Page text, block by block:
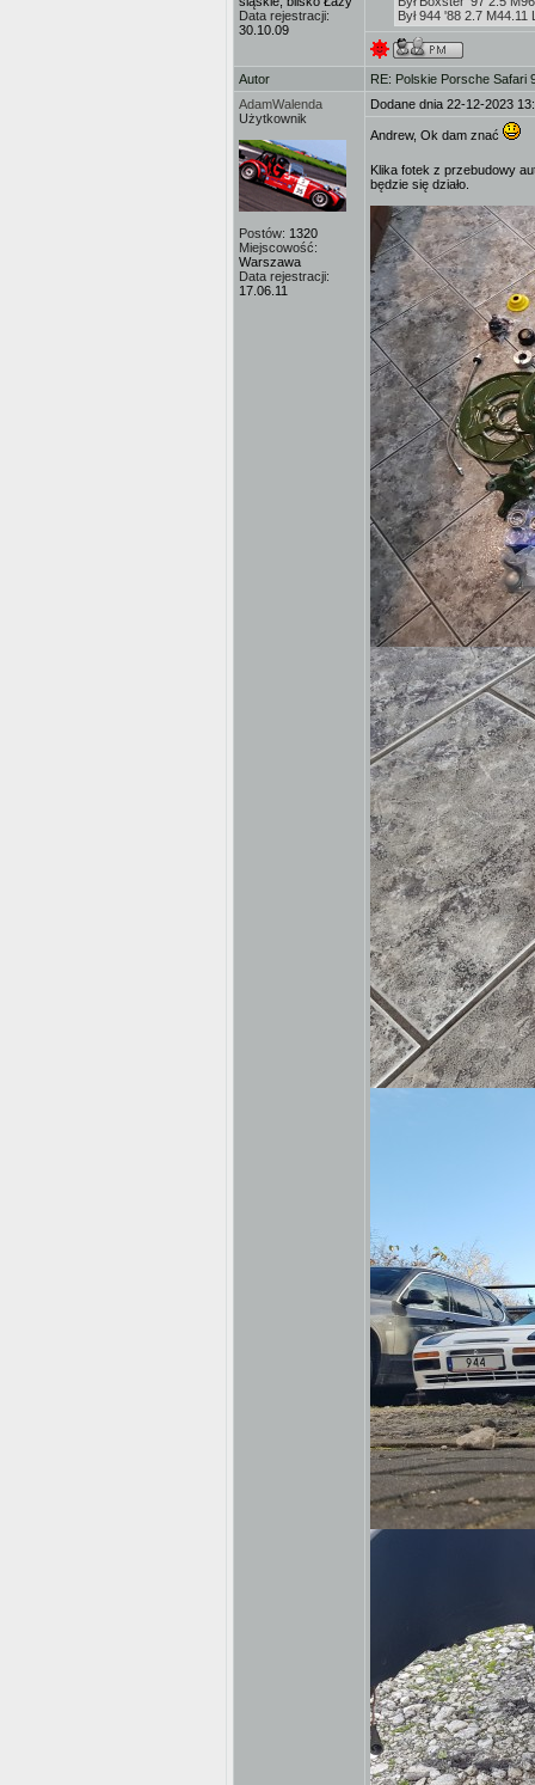
Data rejestracji:
30.10.09
Był 944 '88 2.7 M44.11
Autor
RE: Polskie Porsche Safari
AdamWalenda
Użytkownik
Postów: 1320
Miejscowość:
Warszawa
Data rejestracji:
17.06.11
Dodane dnia 22-12-2023
Andrew, Ok dam znać
Klika fotek z przebudowy
będzie się działo.